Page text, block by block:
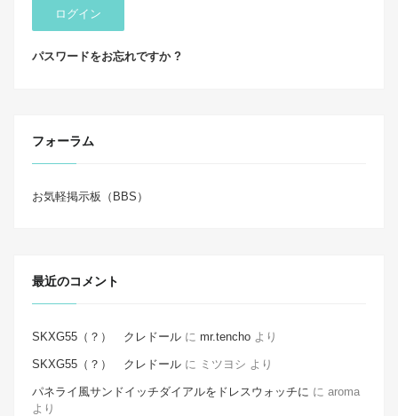
ログイン
パスワードをお忘れですか ?
フォーラム
お気軽掲示板（BBS）
最近のコメント
SKXG55（？） クレドール に mr.tencho より
SKXG55（？） クレドール に ミツヨシ より
パネライ風サンドイッチダイアルをドレスウォッチに に aroma
より